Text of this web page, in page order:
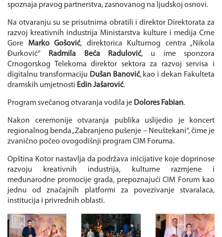
spoznaja pravog partnerstva, zasnovanog na ljudskoj osnovi.
Na otvaranju su se prisutnima obratili i direktor Direktorata za
razvoj kreativnih industrija Ministarstva kulture i medija Crne
Gore Marko Gošović, direktorica Kulturnog centra „Nikola
Đurković“
Radmila Beća Radulović, u ime sponzora
Crnogorskog Telekoma direktor sektora za razvoj servisa i
digitalnu transformaciju Dušan Banović, kao i dekan Fakulteta
dramskih umjetnosti Edin Jašarović.
Program svečanog otvaranja vodila je Dolores Fabian.
Nakon ceremonije otvaranja publika uslijedio je koncert
regionalnog benda „Zabranjeno pušenje – Neuštekani“, čime je
zvanično počeo ovogodišnji program CIM Foruma.
Opština Kotor nastavlja da podržava inicijative koje doprinose
razvoju kreativnih industrija, kulturne razmjene i
međunarodne promocije grada, prepoznajući CIM Forum kao
jednu od značajnih platformi za povezivanje stvaralaca,
institucija i privrednih oblasti.